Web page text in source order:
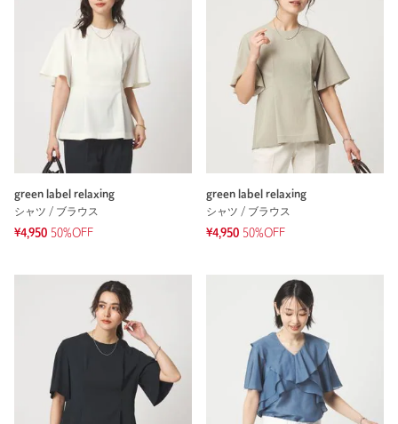
green label relaxing
シャツ / ブラウス
¥4,950 50%OFF
green label relaxing
シャツ / ブラウス
¥4,950 50%OFF